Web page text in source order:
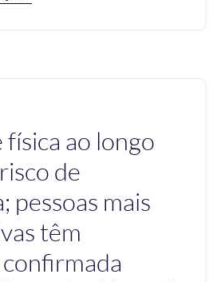
ao longo
de
pessoas mais
têm